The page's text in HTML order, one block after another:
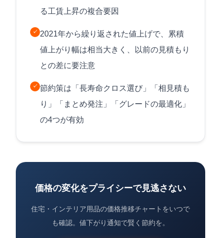
る工賃上昇の複合要因
✓
2021年から繰り返された値上げで、累積
値上がり幅は相当大きく、以前の見積もり
との差に要注意
✓ 節約策は「長寿命クロス選び」「相見積も
り」「まとめ発注」「グレードの最適化」
の4つが有効
価格の変化をプライシーで見逃さない
住宅・インテリア用品の価格推移チャートをいつで
も確認。値下がり通知で賢く節約を。